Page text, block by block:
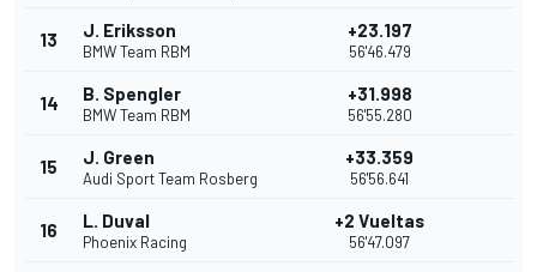
13 J. Eriksson
BMW Team RBM
+23.197
56'46.479
14 B. Spengler
BMW Team RBM
+31.998
56'55.280
15 J. Green
Audi Sport Team Rosberg
+33.359
56'56.641
16 L. Duval
Phoenix Racing
+2 Vueltas
56'47.097